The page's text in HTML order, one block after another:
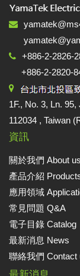
+886-2-2826-
+886-2-2820-
1F., No. 3, Ln.
112034 , Taiwan
資訊
關於我們 About us
產品介紹
應用領域
常見問題 Q&A
電子目錄 Catalog
最新消息 News
聯絡我們 Contact